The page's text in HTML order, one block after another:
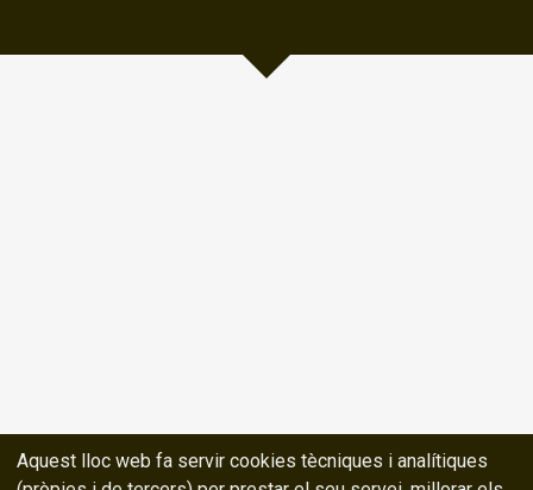
Aquest lloc web fa servir cookies tècniques i analítiques